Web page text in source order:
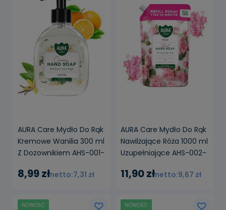
AURA Care Mydło Do Rąk
Kremowe Wanilia 300 ml
Z Dozownikiem AHS-001-
8,99 zł 7,31 zł
AURA Care Mydło Do Rąk
Nawilżające Róża 1000 ml
Uzupełniające AHS-002-
11,90 zł 9,67 zł
powiadom o
dostępności
NOWOŚĆ NOWOŚĆ